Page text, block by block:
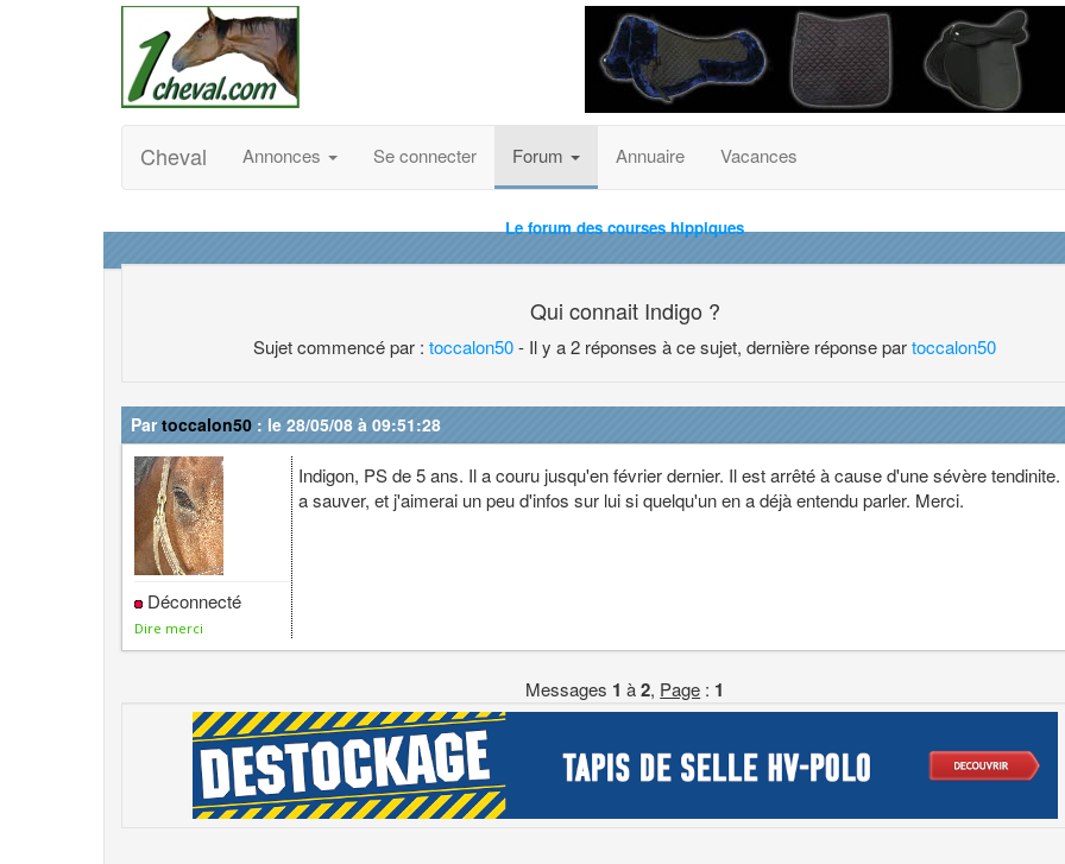
Cheval Annonces Se connecter Forum Annuaire Vacances
Le forum des courses hippiques
Qui connait Indigo ?
Sujet commencé par :toccalon50- Il y a 2 réponses à ce sujet, dernière réponse partoccalon50
Partoccalon50 : le 28/05/08 à 09:51:28
Déconnecté
Dire merci
Indigon, PS de 5 ans. Il a couru jusqu'en février dernier. Il est arrêté à cause d'une sévère
a sauver, et j'aimerai un peu d'infos sur lui si quelqu'un en a déjà entendu parler. Merci.
Messages 1 à2, Page : 1